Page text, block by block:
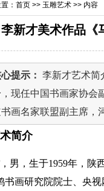
： 首页 >> 玉雕艺术 >> 内容
李新才美术作品《
示： 李新才艺术简
，现任中国书画家协
画名家联盟副主席，
简介
，男，生于1959年，
书画研究院院士、央